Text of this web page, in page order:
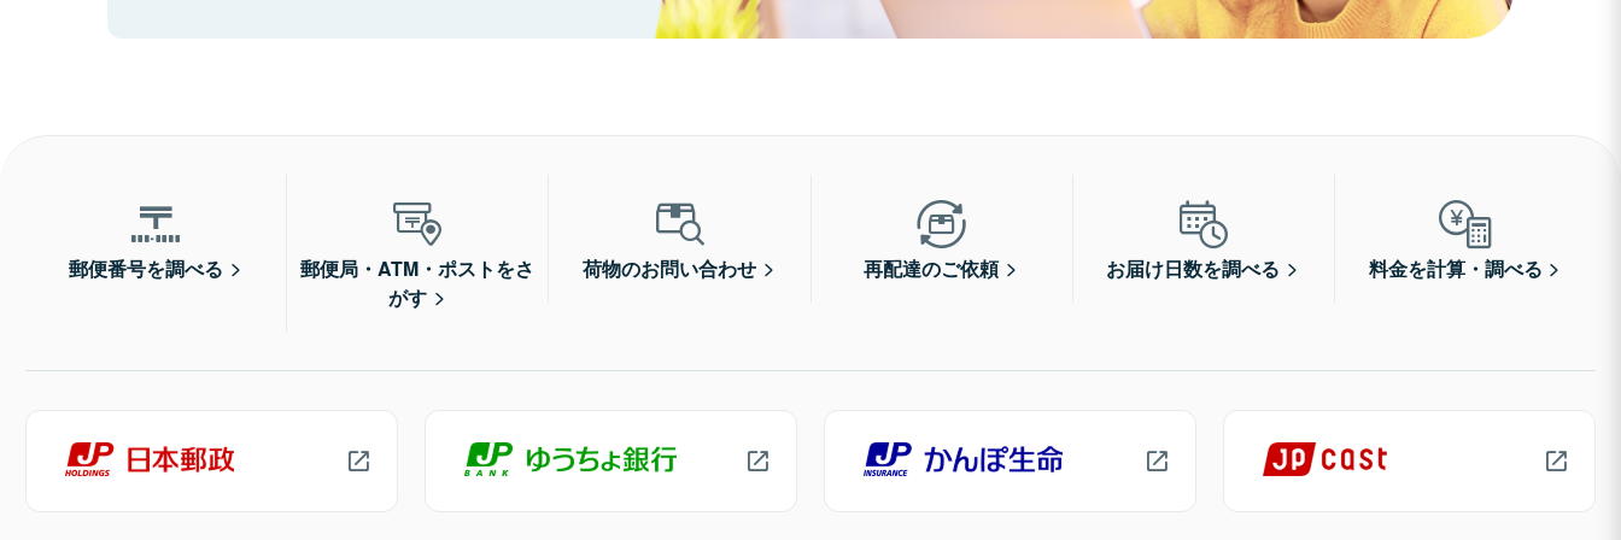
郵便番号を調べる
郵便局・ATM・ポストをさ
がす
荷物のお問い合わせ 再配達のご依頼 お届け日数を調べる 料金を計算・調べる